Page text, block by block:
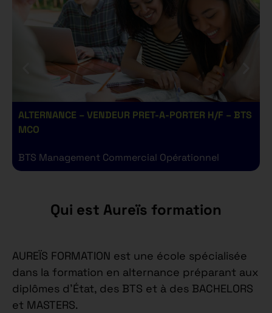
ALTERNANCE – VENDEUR PRET-A-PORTER H/F – BTS
MCO
BTS Management Commercial Opérationnel
Qui est Aureïs formation
AUREÏS FORMATION est une école spécialisée
dans la formation en alternance préparant aux
diplômes d’État, des BTS et à des BACHELORS
et MASTERS.